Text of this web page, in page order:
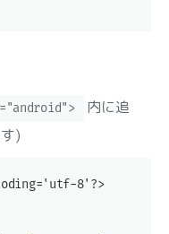
内に追
)
8'?>